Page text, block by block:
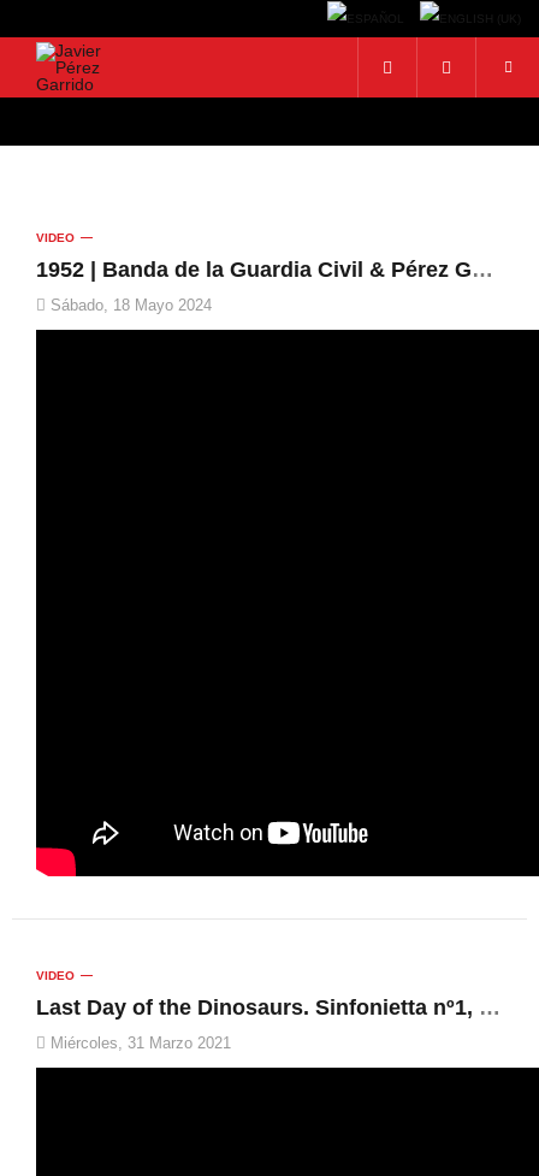
BUSCAR
VIDEO
1952 | Banda de la Guardia Civil & Pérez Garrido
Sábado, 18 Mayo 2024
VIDEO
Last Day of the Dinosaurs. Sinfonietta nº1, Op.63 | C.I.M. La Armónica de Buñol, José Tello
Miércoles, 31 Marzo 2021